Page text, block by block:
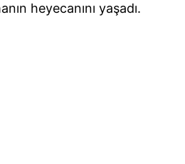
heyecanını yaşadı.